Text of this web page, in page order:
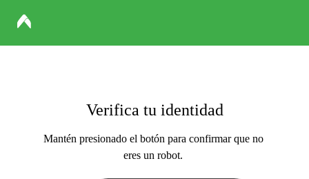
Verifica tu identidad
Mantén presionado el botón para confirmar que no
eres un robot.